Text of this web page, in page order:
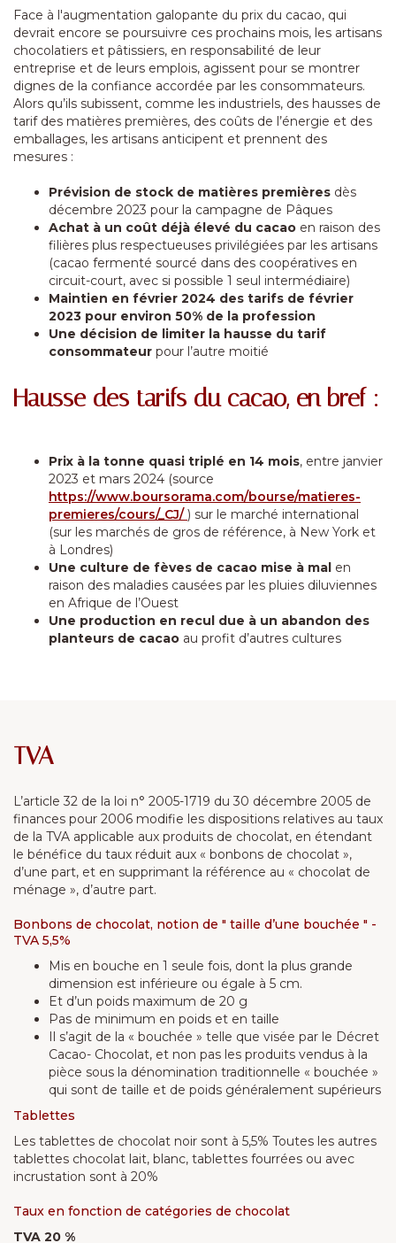
Face à l'augmentation galopante du prix du cacao, qui
devrait encore se poursuivre ces prochains mois, les artisans
chocolatiers et pâtissiers, en responsabilité de leur
entreprise et de leurs emplois, agissent pour se montrer
dignes de la confiance accordée par les consommateurs.
Alors qu’ils subissent, comme les industriels, des hausses de
tarif des matières premières, des coûts de l’énergie et des
emballages, les artisans anticipent et prennent des
mesures :
Prévision de stock de matières premières dès
décembre 2023 pour la campagne de Pâques
Achat à un coût déjà élevé du cacao en raison des
filières plus respectueuses privilégiées par les artisans
(cacao fermenté sourcé dans des coopératives en
circuit-court, avec si possible 1 seul intermédiaire)
Maintien en février 2024 des tarifs de février
2023 pour environ 50% de la profession
Une décision de limiter la hausse du tarif
consommateur pour l’autre moitié
Hausse des tarifs du cacao, en bref :
Prix à la tonne quasi triplé en 14 mois, entre janvier
2023 et mars 2024 (source
https://www.boursorama.com/bourse/matieres-
premieres/cours/_CJ/) sur le marché international
(sur les marchés de gros de référence, à New York et
à Londres)
Une culture de fèves de cacao mise à mal en
raison des maladies causées par les pluies diluviennes
en Afrique de l’Ouest
Une production en recul due à un abandon des
planteurs de cacao au profit d’autres cultures
TVA
L’article 32 de la loi n° 2005-1719 du 30 décembre 2005 de
finances pour 2006 modifie les dispositions relatives au taux
de la TVA applicable aux produits de chocolat, en étendant
le bénéfice du taux réduit aux « bonbons de chocolat »,
d’une part, et en supprimant la référence au « chocolat de
ménage », d’autre part.
Bonbons de chocolat, notion de " taille d’une bouchée " -
TVA 5,5%
Mis en bouche en 1 seule fois, dont la plus grande
dimension est inférieure ou égale à 5 cm.
Et d’un poids maximum de 20 g
Pas de minimum en poids et en taille
Il s’agit de la « bouchée » telle que visée par le Décret
Cacao- Chocolat, et non pas les produits vendus à la
pièce sous la dénomination traditionnelle « bouchée »
qui sont de taille et de poids généralement supérieurs
Tablettes
Les tablettes de chocolat noir sont à 5,5% Toutes les autres
tablettes chocolat lait, blanc, tablettes fourrées ou avec
incrustation sont à 20%
Taux en fonction de catégories de chocolat
TVA 20 %